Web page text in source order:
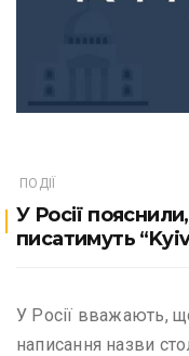
ПОДІЇ
У Росії
писатимуть
У Росії вважають,
написання назви